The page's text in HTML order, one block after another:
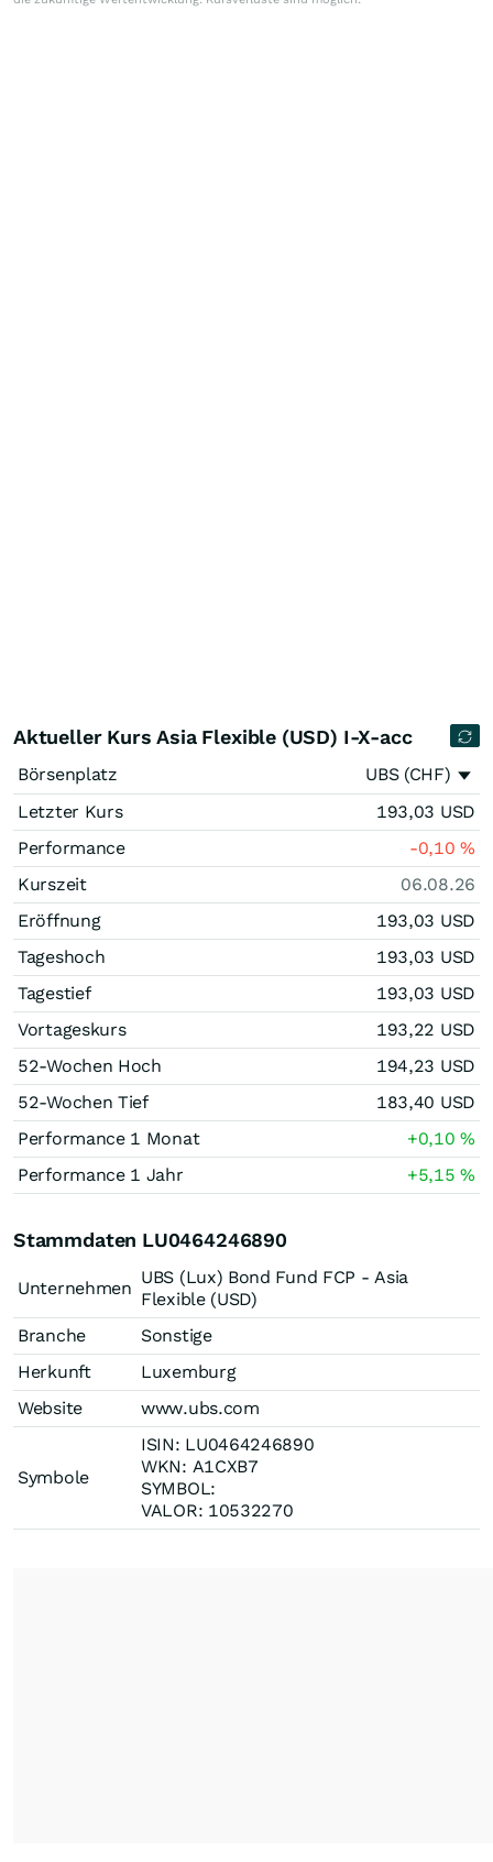
Aktueller Kurs Asia Flexible (USD) I-X-acc
Börsenplatz
UBS (CHF)
Letzter Kurs
193,03 USD
Performance
-0,10%
Kurszeit
06.08.26
Eröffnung
193,03 USD
Tageshoch
193,03 USD
Tagestief
193,03 USD
Vortageskurs
193,22 USD
52-Wochen Hoch
194,23 USD
52-Wochen Tief
183,40 USD
Performance 1 Monat
+0,10%
Performance 1 Jahr
+5,15%
Stammdaten LU0464246890
Unternehmen
UBS (Lux) Bond Fund FCP - Asia
Flexible (USD)
Branche
Sonstige
Herkunft
Luxemburg
Website
www.ubs.com
Symbole
ISIN: LU0464246890
WKN: A1CXB7
SYMBOL:
VALOR: 10532270